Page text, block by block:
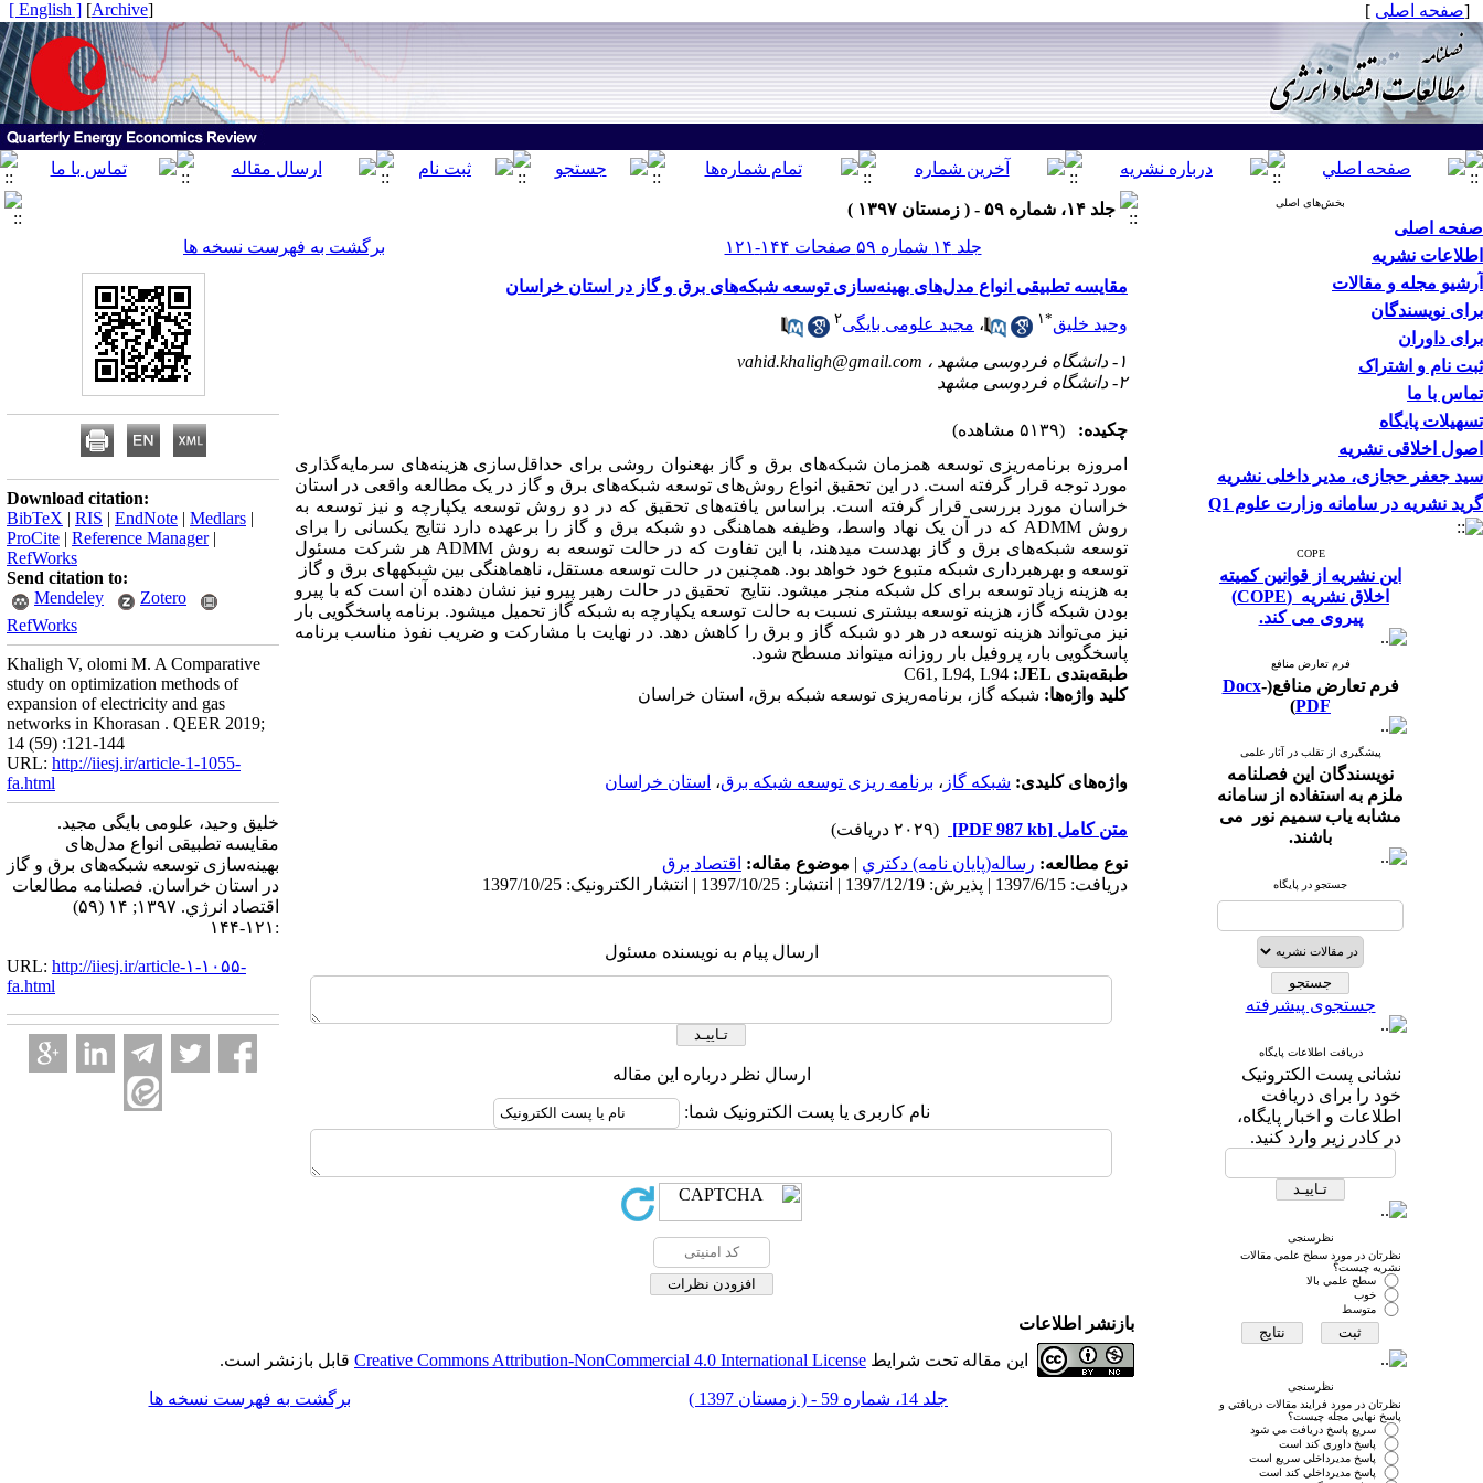
[صفحه اصلی ]
[
Archive
]
[ English ]
بخش‌های اصلی
صفحه اصلی
اطلاعات نشریه
آرشیو مجله و مقالات
برای نویسندگان
برای داوران
ثبت نام و اشتراک
تماس با ما
تسهیلات پایگاه
اصول اخلاقی نشریه
سید جعفر حجازی، مدیر داخلی نشریه
گرید نشریه در سامانه وزارت علوم Q1
COPE
این نشریه از قوانین کمیته
اخلاق نشریه (COPE)
پیروی می کند.
فرم تعارض منافع
فرم تعارض منافع( Docx-
PDF
)
پیشگیری از تقلب در آثار علمی
نویسندگان این فصلنامه
ملزم به استفاده از سامانه
مشابه یاب سمیم نور می
باشند.
جستجو در پایگاه
جستجوی پیشرفته
دریافت اطلاعات پایگاه
نشانی پست الکترونیک
خود را برای دریافت
اطلاعات و اخبار پایگاه،
در کادر زیر وارد کنید.
نظرسنجی
نظرتان در مورد سطح علمي مقالات
نشريه چيست؟
سطح علمي بالا
خوب
متوسط
نظرسنجی
نظرتان در مورد فرايند مقالات دريافتي و
پاسخ نهايي مجله چيست؟
سريع پاسخ دريافت مي شود
پاسخ داوري كند است
پاسخ مديرداخلي سريع است
پاسخ مديرداخلي كند است
جلد ۱۴، شماره ۵۹ - ( زمستان ۱۳۹۷ )
جلد ۱۴ شماره ۵۹ صفحات ۱۴۴-۱۲۱
برگشت به فهرست نسخه ها
مقایسه تطبیقی انواع مدل‌های بهینه‌سازی توسعه شبکه‌های برق و گاز در استان خراسان
وحید خلیق*۱ ، مجید علومی بایگی۲
۱- دانشگاه فردوسی مشهد ،
vahid.khaligh@gmail.com
۲- دانشگاه فردوسی مشهد
چکیده:
(۵۱۳۹ مشاهده)
امروزه برنامه‌ریزی توسعه همزمان شبکه‌های برق و گاز به‏عنوان روشی برای حداقلسازی هزینههای سرمایهگذاری
مورد توجه قرار گرفته است. در این تحقیق انواع روشهای توسعه شبکههای برق و گاز در یک مطالعه واقعی در استان
خراسان مورد بررسی قرار گرفته است. براساس یافته‌های تحقیق که در دو روش توسعه یکپارچه و نیز توسعه به
روش ADMM که در آن یک نهاد واسط، وظیفه هماهنگی دو شبکه برق و گاز را برعهده دارد نتایج یکسانی را برای
توسعه شبکه‌­های برق و گاز به‏دست می­دهند، با این تفاوت که در حالت توسعه به روش ADMM هر شرکت مسئول
توسعه و بهره­برداری شبکه متبوع خود خواهد بود. همچنین در حالت توسعه مستقل، ناهماهنگی بین شبکه­های برق و گاز
به هزینه زیاد توسعه برای کل شبکه منجر می­شود. نتایج تحقیق در حالت رهبر پیرو نیز نشان دهنده آن است که با پیرو
بودن شبکه گاز، هزینه توسعه بیشتری نسبت به حالت توسعه یکپارچه به شبکه گاز تحمیل می­شود. برنامه پاسخگویی بار
نیز میتواند هزینه توسعه در هر دو شبکه گاز و برق را کاهش دهد. در نهایت با مشارکت و ضریب نفوذ مناسب برنامه
پاسخگویی بار، پروفیل بار روزانه می‏تواند مسطح شود.
طبقهبندی JEL
:
C61, L94, L94
کلید واژهها: شبکه گاز، برنامه‌‏ریزی توسعه شبکه برق، استان خراسان
واژه‌های کلیدی: شبکه گاز ، برنامه ریزی توسعه شبکه برق، استان خراسان
متن کامل [PDF 987 kb]
(۲۰۲۹ دریافت)
نوع مطالعه: رساله(پايان نامه) دكتري | موضوع مقاله: اقتصاد برق
دریافت: 1397/6/15 | پذیرش: 1397/12/19 | انتشار: 1397/10/25 | انتشار الکترونیک: 1397/10/25
ارسال پیام به نویسنده مسئول
ارسال نظر درباره این مقاله
نام کاربری یا پست الکترونیک شما:
Download citation:
BibTeX | RIS | EndNote | Medlars |
ProCite | Reference Manager|
RefWorks
Send citation to:
Mendeley
Zotero
RefWorks
Khaligh V, olomi M. A Comparative
study on optimization methods of
expansion of electricity and gas
networks in Khorasan . QEER 2019;
14 (59) :121-144
URL: http://iiesj.ir/article-1-1055-
fa.html
خلیق وحید، علومی بایگی مجید.
مقایسه تطبیقی انواع مدل‌های
بهینه‌سازی توسعه شبکه‌های برق و گاز
در استان خراسان. فصلنامه مطالعات
اقتصاد انرژي. ۱۳۹۷; ۱۴ (۵۹)
:۱۲۱-۱۴۴
URL: http://iiesj.ir/article-۱-۱۰۵۵-
fa.html
بازنشر اطلاعات
این مقاله تحت شرایط Creative Commons Attribution-NonCommercial 4.0 International License قابل بازنشر است.
جلد 14، شماره 59 - ( زمستان 1397 ) برگشت به فهرست نسخه ها